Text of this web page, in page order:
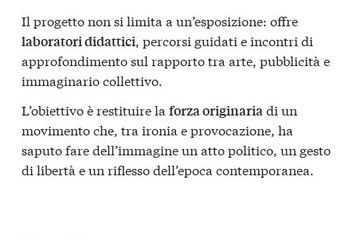
Il progetto non si limita a un’esposizione: offre
laboratori didattici , percorsi guidati e incontri di
approfondimento sul rapporto tra arte, pubblicità e
immaginario collettivo.
L’obiettivo è restituire la forza originariadi un
movimento che, tra ironia e provocazione, ha
saputo fare dell’immagine un atto politico, un gesto
di libertà e un riflesso dell’epoca contemporanea.